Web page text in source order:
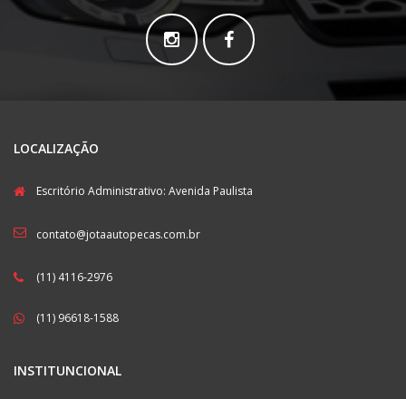
LOCALIZAÇÃO
Escritório Administrativo: Avenida Paulista
contato@jotaautopecas.com.br
(11) 4116-2976
(11) 96618-1588
INSTITUNCIONAL